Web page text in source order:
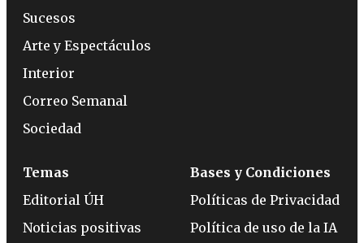
Sucesos
Arte y Espectáculos
Interior
Correo Semanal
Sociedad
Temas
Editorial ÚH
Noticias positivas
Bases y Condiciones
Políticas de Privacidad
Política de uso de la IA